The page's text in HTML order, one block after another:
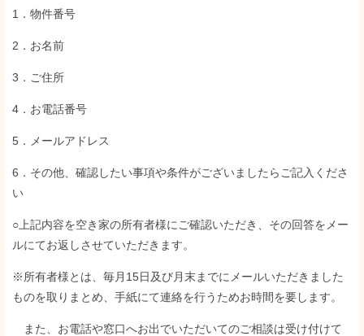
1．物件番号
2．お名前
3．ご住所
4．お電話番号
5．メールアドレス
6．その他、確認したい事項や条件がございましたらご記入くださ
い
○上記内容を空き家の所有者様にご確認いただき、その回答をメー
ルにてお返しさせていただきます。
※所有者様とは、毎月15日及び月末までにメールいただきました
ものを取りまとめ、手紙にて連絡を行うためお時間を要します。
また、お電話や窓口へお出でいただいてのご相談は受け付けて